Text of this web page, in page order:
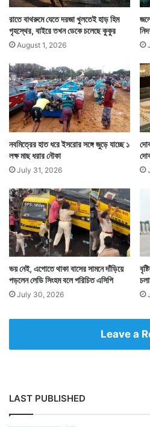
তাঁকে মেরঠের একটি হাসপাতালে
অবস্থার দ্রুত অবনতি হতে তাকে।
ওই অবস্থায় তিনি পুলিশকে সব
কিন্তু তাঁকে বাঁচানোর সবরকম
ওই তরুণীর। সন্তানসম্ভবা অবস্থায়
রাতে বাথরুমে যেতে দরজা খুলতেই হাড় হিম
গৃহস্থের, বাইরে তখন ডেকে চলেছে কুকুর
August 1, 2026
নবমিত্রের হাত ধরে ইসরোর সঙ্গে জুড়ে যাচ্ছে ১
লক্ষ মাছ ধরার নৌকা
July 31, 2026
ভয় নেই, এগোতে থাকা বাসের সামনে দাঁড়িয়ে
পড়লেন লেডি সিংহম বলে পরিচিত এসিপি
July 30, 2026
Leave a
LAST PUBLISHED